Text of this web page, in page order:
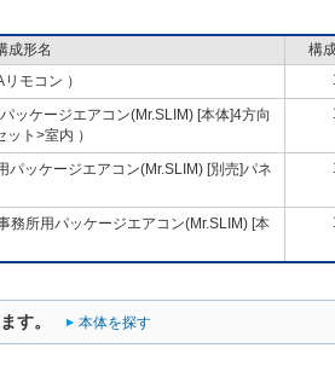
成形名
構
モコン ）
ッケージエアコン(Mr.SLIM) [本体]4方向
ト>室内 ）
パッケージエアコン(Mr.SLIM) [別売]パネ
務所用パッケージエアコン(Mr.SLIM) [本
す。 本体を探す